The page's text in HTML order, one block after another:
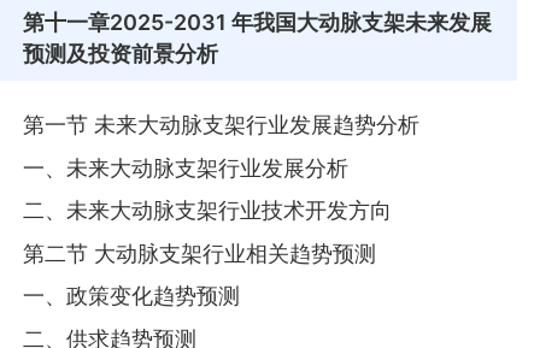
第十一章2025-2031 年我国大动脉支架未来发展
预测及投资前景分析
第一节 未来大动脉支架行业发展趋势分析
一、未来大动脉支架行业发展分析
二、未来大动脉支架行业技术开发方向
第二节 大动脉支架行业相关趋势预测
一、政策变化趋势预测
二、供求趋势预测